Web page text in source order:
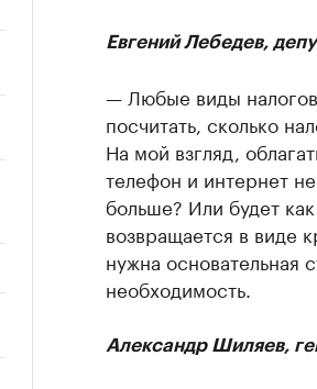
Евгений Лебедев,
— Любые виды
посчитать, сколько
На мой взгляд,
телефон и интернет
больше? Или будет
возвращается в виде
нужна основательная
необходимость.
Александр Шиляев,